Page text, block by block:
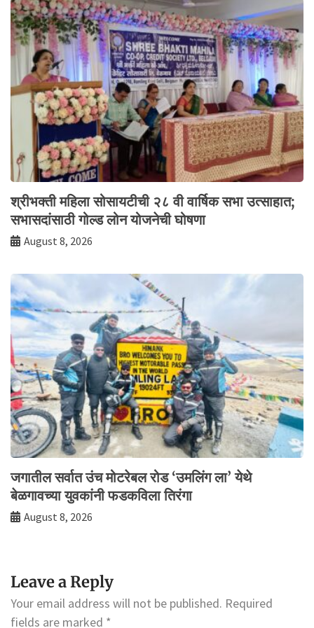
श्रीभक्ती महिला सोसायटीची २८ वी वार्षिक सभा उत्साहात;
सभासदांसाठी गोल्ड लोन योजनेची घोषणा
August 8, 2026
जगातील सर्वात उंच मोटरेबल रोड ‘उमलिंग ला’ येथे
बेळगावच्या युवकांनी फडकविला तिरंगा
August 8, 2026
Leave a Reply
Your email address will not be published. Required
fields are marked *